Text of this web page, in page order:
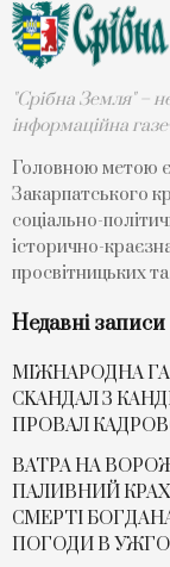
"Срібна Земля" –
інформаційна
Головною метою є
Закарпатського
соціально-
історично-
просвітницьких
Недавні записи
МІЖНАРОДНА
СKАНДАЛ З
ПРОВАЛ
ВАТРА НА
ПАЛИВНИЙ
СМЕРТІ
ПОГОДИ В